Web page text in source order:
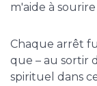
m'aide à
Chaque arrêt
que – au sortir
spirituel dans